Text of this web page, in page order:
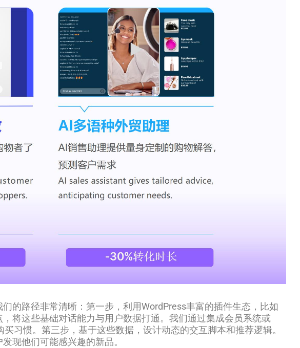
的路径非常清晰：第一步，利用WordPress丰富的插件生态，比如
将这些基础对话能力与用户数据打通。我们通过集成会员系统或
习惯。第三步，基于这些数据，设计动态的交互脚本和推荐逻辑。
现他们可能感兴趣的新品。